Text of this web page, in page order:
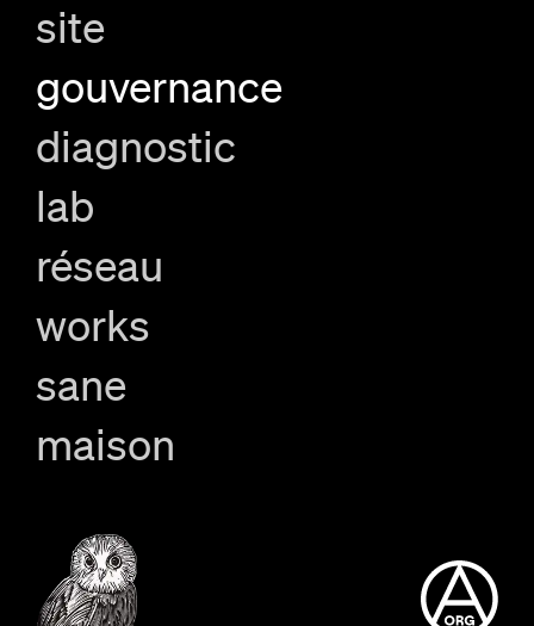
site
gouvernance
diagnostic
lab
réseau
works
sane
maison